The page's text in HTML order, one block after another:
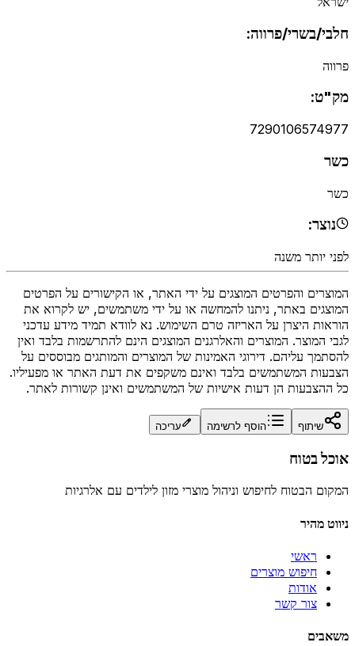
חלבי/בשרי/פרווה:
פרווה
מק"ט:
7290106574977
כשר
כשר
נוצר:
לפני יותר משנה
המוצרים והפרטים המוצגים על ידי האתר, או הקישורים על הפרטים
המוצגים באתר, ניתנו להמחשה או על ידי משתמשים, יש לקרוא את
הוראות היצרן על האריזה טרם השימוש. נא לוודא תמיד מידע עדכני
לגבי המוצר. המוצרים והאלרגנים המוצגים הינם להתרשמות בלבד ואין
להסתמך עליהם. דירוגי האמינות של המוצרים והמותגים מבוססים על
הצבעות המשתמשים בלבד ואינם משקפים את דעת האתר או מפעיליו.
כל ההצבעות הן דעות אישיות של המשתמשים ואינן קשורות לאתר.
שיתוף הוסף לרשימה עריכה
אוכל בטוח
המקום הבטוח לחיפוש וניהול מוצרי מזון לילדים עם אלרגיות
ניווט מהיר
ראשי
חיפוש מוצרים
אודות
צור קשר
משאבים